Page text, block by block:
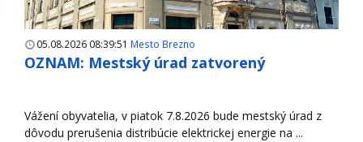
05.08.2026 08:39:51 Mesto Brezno
OZNAM: Mestský úrad zatvorený
Vážení obyvatelia, v piatok 7.8.2026 bude mestský úrad z
dôvodu prerušenia distribúcie elektrickej energie na ...